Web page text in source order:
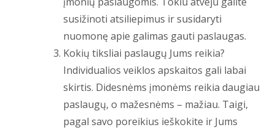
susižinoti atsiliepimus ir susidaryti
nuomonę apie galimas gauti paslaugas.
Kokių tiksliai paslaugų Jums reikia?
Individualios veiklos apskaitos gali labai
skirtis. Didesnėms įmonėms reikia daugiau
paslaugų, o mažesnėms – mažiau. Taigi,
pagal savo poreikius ieškokite ir Jums